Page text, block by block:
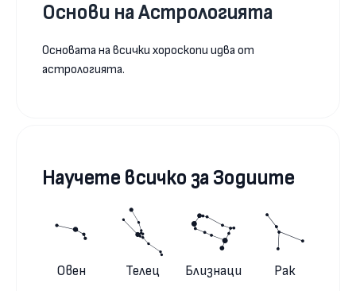
Основи на Астрологията
Основата на всички хороскопи идва от
астрологията.
Научете всичко за Зодиите
Овен Телец Близнаци Рак